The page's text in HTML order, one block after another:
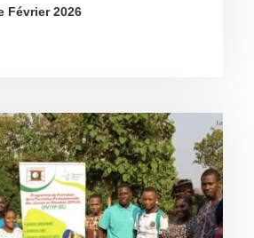
Février 2026